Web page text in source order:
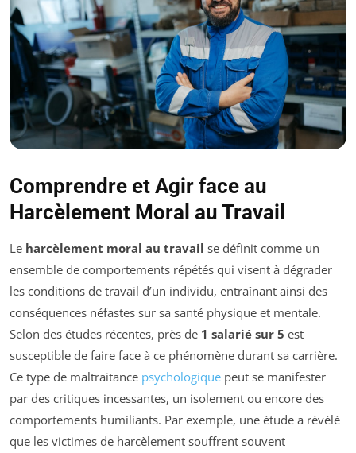
Comprendre et Agir face au
Harcèlement Moral au Travail
Le harcèlement moral au travail se définit comme un
ensemble de comportements répétés qui visent à dégrader
les conditions de travail d’un individu, entraînant ainsi des
conséquences néfastes sur sa santé physique et mentale.
Selon des études récentes, près de 1 salarié sur 5 est
susceptible de faire face à ce phénomène durant sa carrière.
Ce type de maltraitance psychologique peut se manifester
par des critiques incessantes, un isolement ou encore des
comportements humiliants. Par exemple, une étude a révélé
que les victimes de harcèlement souffrent souvent